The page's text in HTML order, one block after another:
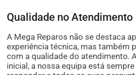
Qualidade no Atendimento
A Mega Reparos não se destaca
experiência técnica, mas também
com a qualidade do atendimento.
inicial, a nossa equipa está